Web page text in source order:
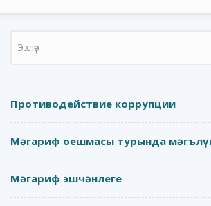
Search form
Противодействие коррупции
Мәгариф оешмасы турында
Мәгариф эшчәнлеге